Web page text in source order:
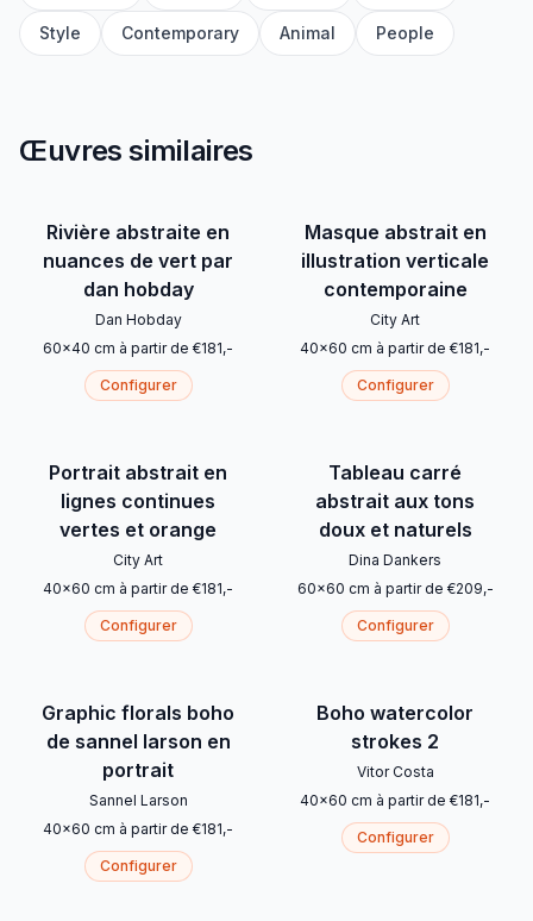
Style Contemporary Animal People
Œuvres similaires
Rivière abstraite en
nuances de vert par
dan hobday
Dan Hobday
60x40 cm à partir de €181,-
Configurer
Masque abstrait en
illustration verticale
contemporaine
City Art
40x60 cm à partir de €181,-
Configurer
Portrait abstrait en
lignes continues
vertes et orange
City Art
40x60 cm à partir de €181,-
Configurer
Tableau carré
abstrait aux tons
doux et naturels
Dina Dankers
60x60 cm à partir de €209,-
Configurer
Graphic florals boho
de sannel larson en
portrait
Sannel Larson
40x60 cm à partir de €181,-
Configurer
Boho watercolor
strokes 2
Vitor Costa
40x60 cm à partir de €181,-
Configurer